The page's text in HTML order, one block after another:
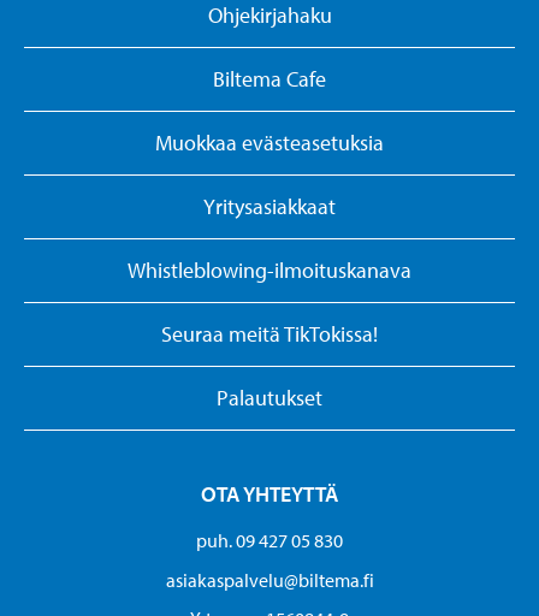
Ohjekirjahaku
Biltema Cafe
Muokkaa evästeasetuksia
Yritysasiakkaat
Whistleblowing-ilmoituskanava
Seuraa meitä TikTokissa!
Palautukset
OTA YHTEYTTÄ
puh. 09 427 05 830
asiakaspalvelu@biltema.fi